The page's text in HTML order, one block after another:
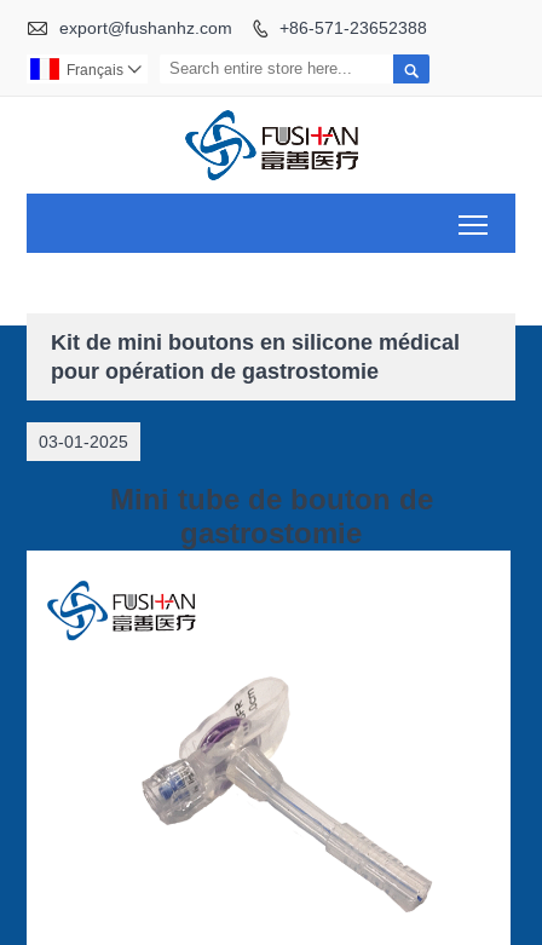
 export@fushanhz.com  +86-571-23652388

Français 
Kit de mini boutons en silicone médical
pour opération de gastrostomie
03-01-2025
Mini tube de bouton de
gastrostomie